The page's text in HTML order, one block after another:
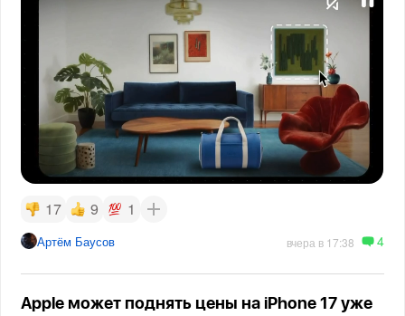
17 9 1
Артём Баусов вчера в 17:38 4
Apple может поднять цены на iPhone 17 уже